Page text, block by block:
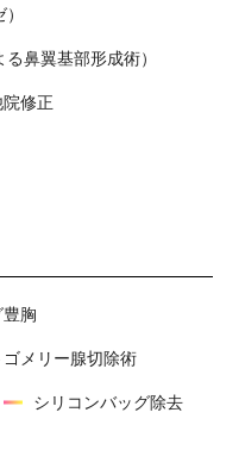
鼻翼基部形成術）
修正
胸
ゴメリー腺切除術
シリコンバッグ除去